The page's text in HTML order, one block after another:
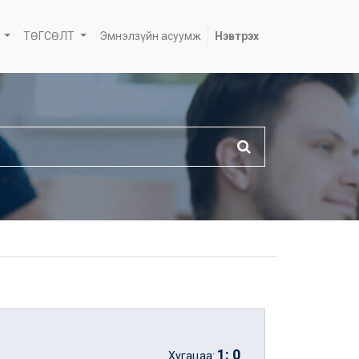
ТӨГСӨЛТ Эмнэлзүйн асуумж Нэвтрэх
Хугацаа: 1: 0